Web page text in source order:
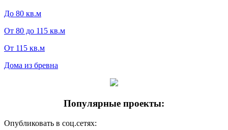
До 80 кв.м
От 80 до 115 кв.м
От 115 кв.м
Дома из бревна
Популярные проекты:
Опубликовать в соц.сетях: